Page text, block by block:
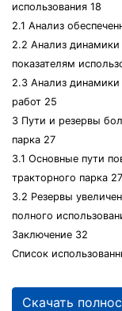
использования 18
2.1 Анализ
2.2 Анализ
показателям
2.3 Анализ
работ 25
3 Пути и резервы
парка 27
3.1 Основные пути
тракторного парка 27
3.2 Резервы
полного
Заключение 32
Список
Скачать